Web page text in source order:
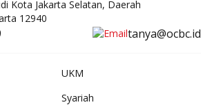
Kota Jakarta Selatan, Daerah
12940
tanya@ocbc.id
UKM
Syariah